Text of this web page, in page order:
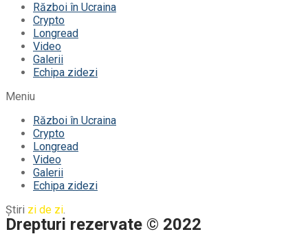
Război în Ucraina
Crypto
Longread
Video
Galerii
Echipa zidezi
Meniu
Război în Ucraina
Crypto
Longread
Video
Galerii
Echipa zidezi
Știri zi de zi.
Drepturi rezervate © 2022